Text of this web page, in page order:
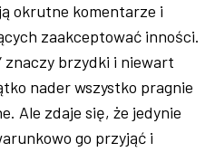
okrutne komentarze i
zaakceptować inności.
znaczy brzydki i niewart
nader wszystko pragnie
Ale zdaje się, że jedynie
go przyjąć i